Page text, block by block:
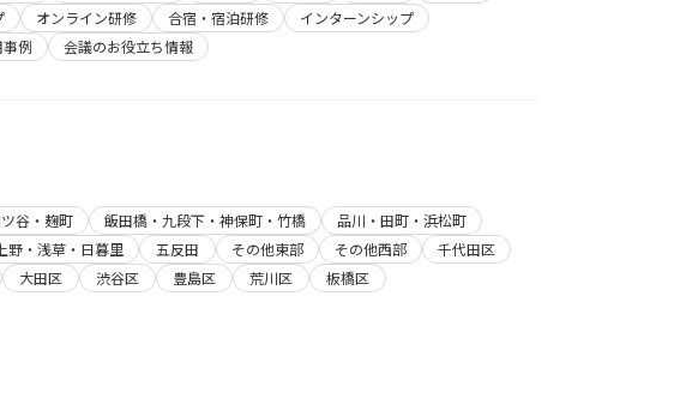
オンライン研修 合宿・宿泊研修
インターンシップ
事例 会議のお役立ち情報
谷・麹町 飯田橋・九段下・神保町・竹橋
品川・田町・浜松町
上野・浅草・日暮里 五反田 その他東部 その他西部
千代田区
大田区 渋谷区 豊島区 荒川区
板橋区